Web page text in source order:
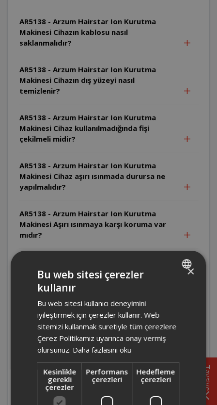
AR5138 - Arzum Hairstar Ion Kurutma
Makinesi Cihazın kablosu nasıl
saklanmalıdır?
AR5138 - Arzum Hairstar Ion Kurutma
Makinesi Cihazın dış yüzeyi nasıl
temizlenir?
AR5138 - Arzum Hairstar Ion Kurutma
Makinesi Cihaz kullanılmadığında fişi
çekilmeli midir?
AR5138 - Arzum Hairstar Ion Kurutma
Makinesi Cihaz aşırı ısınmada durursa ne
yapılmalıdır?
AR5138 - Arzum Hairstar Ion Kurutma
Makinesi Aşırı ısınmaya karşı koruma var
mıdır?
Makinesi Arıza durumunda ne yapılmalıdır?
AR5134- Arzum Hairstar Neo Kurutma
Makinesi Üretici/İthalatçı firma kimdir ve
ürün nerede üretilmiştir?
AR5134- Arzum Hairstar Neo Kurutma
AR5134- Arzum Hairstar Neo Kurutma
Makinesi Uzatma kablosu kullanılabilir mi?
Tavsiye
×
Bu web sitesi çerezler
kullanır
Bu web sitesi kullanıcı deneyimini
iyileştirmek için çerezler kullanır. Web
sitemizi kullanmak suretiyle tüm çerezlere
Çerez Politikamız uyarınca onay vermiş
olursunuz. Daha fazlasını oku
Kesinlikle
gerekli
çerezler
Performans
çerezleri
Hedefleme
çerezleri